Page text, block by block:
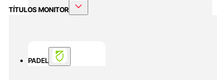
TÍTULOS MONITOR
PADEL